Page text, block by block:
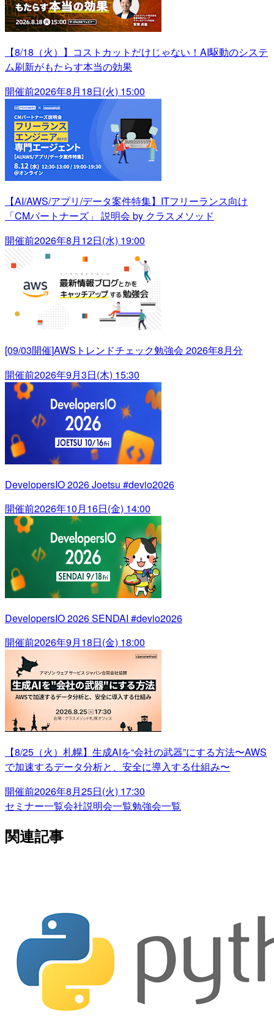
【8/18（火）】コストカットだけじゃない！AI駆動のシステ
ム刷新がもたらす本当の効果
開催前2026年8月18日(火) 15:00
【AI/AWS/アプリ/データ案件特集】ITフリーランス向け
「CMパートナーズ」 説明会 by クラスメソッド
開催前2026年8月12日(水) 19:00
[09/03開催]AWSトレンドチェック勉強会 2026年8月分
開催前2026年9月3日(木) 15:30
DevelopersIO 2026 Joetsu #devio2026
開催前2026年10月16日(金) 14:00
DevelopersIO 2026 SENDAI #devio2026
開催前2026年9月18日(金) 18:00
【8/25（火）札幌】生成AIを“会社の武器”にする方法〜AWS
で加速するデータ分析と、安全に導入する仕組み〜
開催前2026年8月25日(火) 17:30
セミナー一覧会社説明会一覧勉強会一覧
関連記事